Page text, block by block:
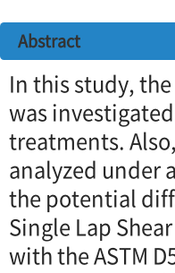
Abstract
In this study,
was
treatments.
analyzed under
the potential
Single Lap
with the ASTM